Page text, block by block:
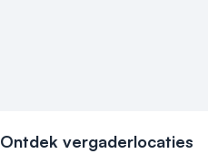
Ontdek vergaderlocaties